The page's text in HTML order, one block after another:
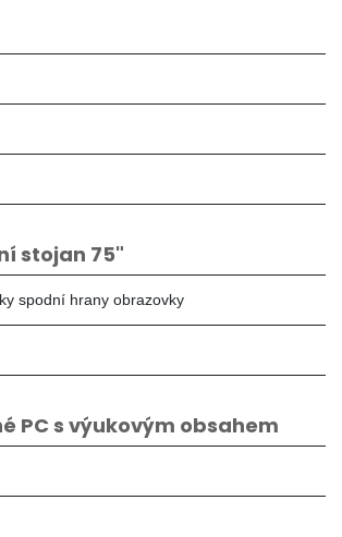
stojan 75"
spodní hrany obrazovky
PC s výukovým obsahem